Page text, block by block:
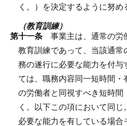
く。）を決定するように努め
（教育訓練）
第十一条 事業主は、通常の労
教育訓練であって、当該通
務の遂行に必要な能力を付
ては、職務内容同一短時間・
の労働者と同視すべき短時
く。以下この項において同
必要な能力を有している場